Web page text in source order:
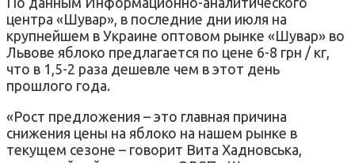
центра «Шувар», в последние дни июля на
крупнейшем в Украине оптовом рынке «Шувар» во
Львове яблоко предлагается по цене 6-8 грн / кг,
что в 1,5-2 раза дешевле чем в этот день
прошлого года.
«Рост предложения – это главная причина
снижения цены на яблоко на нашем рынке в
текущем сезоне – говорит Вита Хадновська,